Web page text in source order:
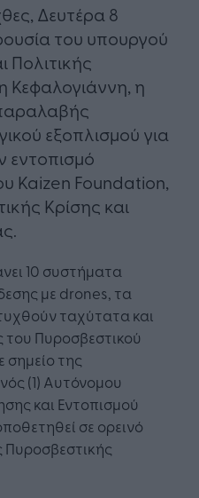
Δευτέρα 8
του υπουργού
Πολιτικής
Κεφαλογιάννη, η
εξοπλισμού για
εντοπισμό
Kaizen Foundation,
Κρίσης και
10 συστήματα
με drones, τα
ταχύτατα και
του Πυροσβεστικού
της
(1) Αυτόνομου
και Εντοπισμού
σε ορεινό
Πυροσβεστικής